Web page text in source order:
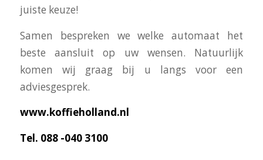
juiste keuze!
Samen bespreken we welke automaat het
beste aansluit op uw wensen. Natuurlijk
komen wij graag bij u langs voor een
adviesgesprek.
www.koffieholland.nl
Tel. 088 -040 3100